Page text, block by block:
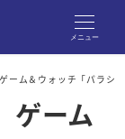
メニュー
ーム＆ウォッチ「パラシ
ゲーム